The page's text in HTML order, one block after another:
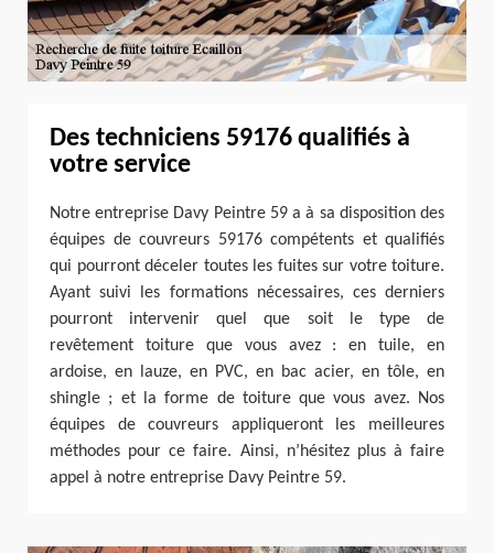
Des techniciens 59176 qualifiés à
votre service
Notre entreprise Davy Peintre 59 a à sa disposition des
équipes de couvreurs 59176 compétents et qualifiés
qui pourront déceler toutes les fuites sur votre toiture.
Ayant suivi les formations nécessaires, ces derniers
pourront intervenir quel que soit le type de
revêtement toiture que vous avez : en tuile, en
ardoise, en lauze, en PVC, en bac acier, en tôle, en
shingle ; et la forme de toiture que vous avez. Nos
équipes de couvreurs appliqueront les meilleures
méthodes pour ce faire. Ainsi, n’hésitez plus à faire
appel à notre entreprise Davy Peintre 59.